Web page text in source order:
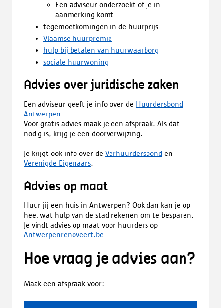
Een adviseur onderzoekt of je in
aanmerking komt
tegemoetkomingen in de huurprijs
Vlaamse huurpremie
hulp bij betalen van huurwaarborg
sociale huurwoning
Advies over juridische zaken
Een adviseur geeft je info over de Huurdersbond
Antwerpen.
Voor gratis advies maak je een afspraak. Als dat
nodig is, krijg je een doorverwijzing.
Je krijgt ook info over de Verhuurdersbond en
Verenigde Eigenaars.
Advies op maat
Huur jij een huis in Antwerpen? Ook dan kan je op
heel wat hulp van de stad rekenen om te besparen.
Je vindt advies op maat voor huurders op
Antwerpenrenoveert.be
Hoe vraag je advies aan?
Maak een afspraak voor: